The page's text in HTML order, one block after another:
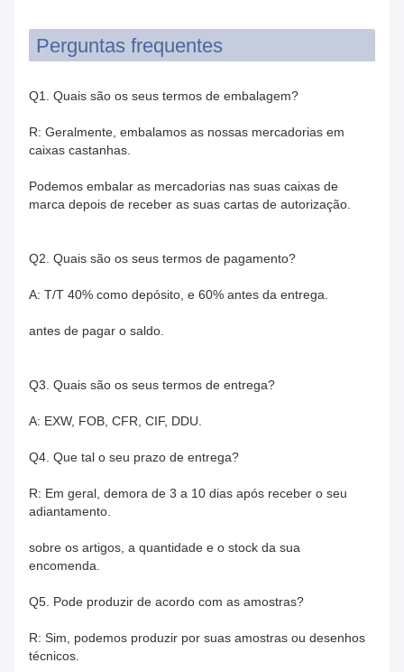
Perguntas frequentes
Q1. Quais são os seus termos de embalagem?
R: Geralmente, embalamos as nossas mercadorias em
caixas castanhas.
Podemos embalar as mercadorias nas suas caixas de
marca depois de receber as suas cartas de autorização.
Q2. Quais são os seus termos de pagamento?
A: T/T 40% como depósito, e 60% antes da entrega.
antes de pagar o saldo.
Q3. Quais são os seus termos de entrega?
A: EXW, FOB, CFR, CIF, DDU.
Q4. Que tal o seu prazo de entrega?
R: Em geral, demora de 3 a 10 dias após receber o seu
adiantamento.
sobre os artigos, a quantidade e o stock da sua
encomenda.
Q5. Pode produzir de acordo com as amostras?
R: Sim, podemos produzir por suas amostras ou desenhos
técnicos.